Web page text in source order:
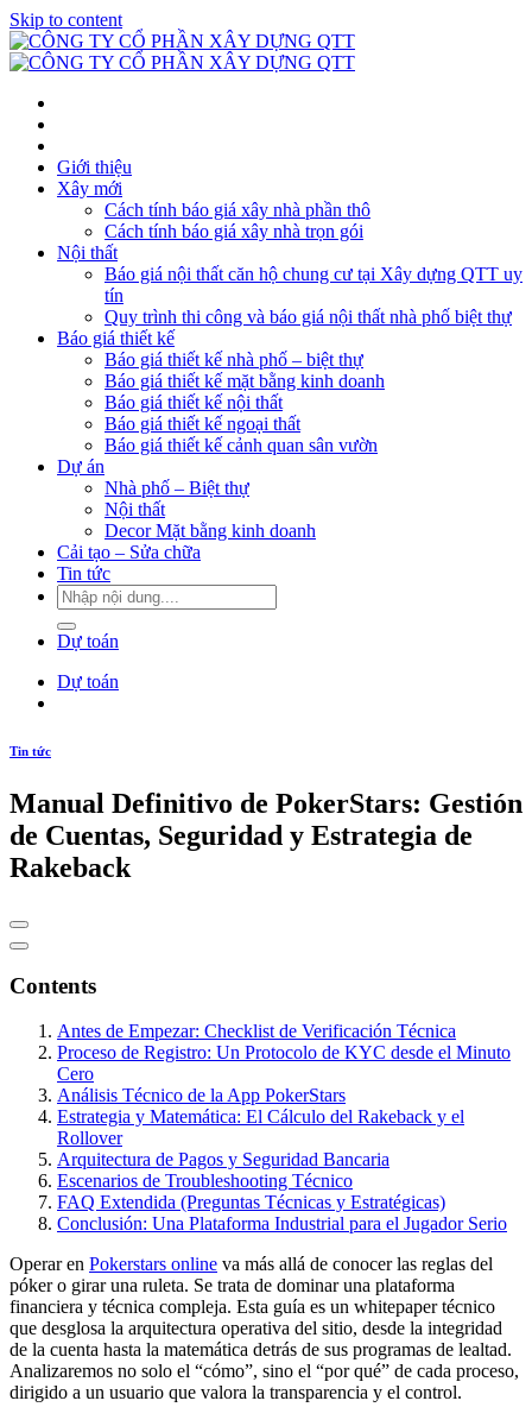
Skip to content
Giới thiệu
Xây mới
Cách tính báo giá xây nhà phần thô
Cách tính báo giá xây nhà trọn gói
Nội thất
Báo giá nội thất căn hộ chung cư tại Xây dựng QTT uy
tín
Quy trình thi công và báo giá nội thất nhà phố biệt thự
Báo giá thiết kế
Báo giá thiết kế nhà phố – biệt thự
Báo giá thiết kế mặt bằng kinh doanh
Báo giá thiết kế nội thất
Báo giá thiết kế ngoại thất
Báo giá thiết kế cảnh quan sân vườn
Dự án
Nhà phố – Biệt thự
Nội thất
Decor Mặt bằng kinh doanh
Cải tạo – Sửa chữa
Tin tức
Dự toán
Dự toán
Tin tức
Manual Definitivo de PokerStars: Gestión
de Cuentas, Seguridad y Estrategia de
Rakeback
Contents
Antes de Empezar: Checklist de Verificación Técnica
Proceso de Registro: Un Protocolo de KYC desde el Minuto
Cero
Análisis Técnico de la App PokerStars
Estrategia y Matemática: El Cálculo del Rakeback y el
Rollover
Arquitectura de Pagos y Seguridad Bancaria
Escenarios de Troubleshooting Técnico
FAQ Extendida (Preguntas Técnicas y Estratégicas)
Conclusión: Una Plataforma Industrial para el Jugador Serio
Operar en Pokerstars online va más allá de conocer las reglas del
póker o girar una ruleta. Se trata de dominar una plataforma
financiera y técnica compleja. Esta guía es un whitepaper técnico
que desglosa la arquitectura operativa del sitio, desde la integridad
de la cuenta hasta la matemática detrás de sus programas de lealtad.
Analizaremos no solo el “cómo”, sino el “por qué” de cada proceso,
dirigido a un usuario que valora la transparencia y el control.